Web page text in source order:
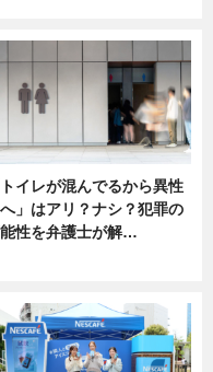
トイレが混んでるから異性
」はアリ？ナシ？犯罪の
性を弁護士が解…